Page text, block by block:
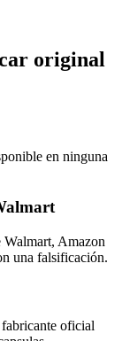
original
en ninguna
Amazon
una falsificación.
oficial